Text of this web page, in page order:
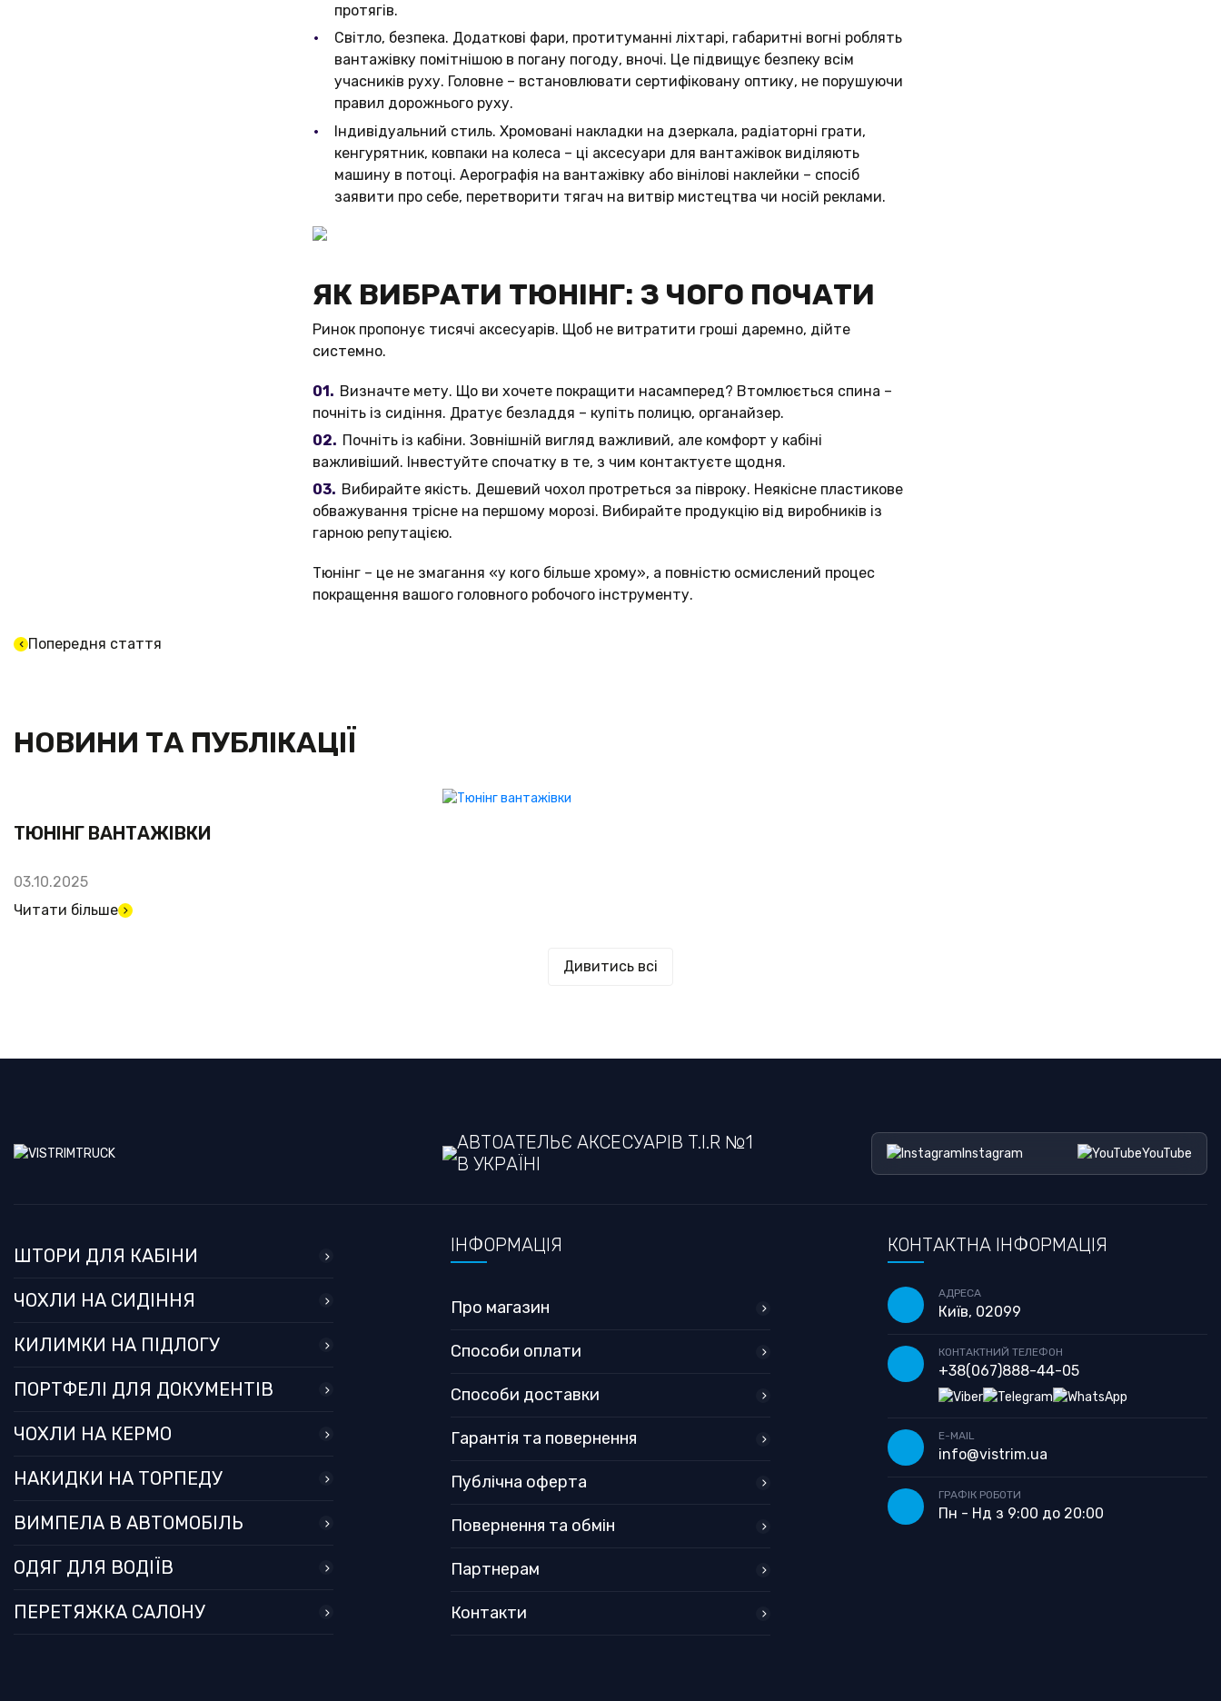
протягів.
Світло, безпека. Додаткові фари, протитуманні ліхтарі, габаритні вогні роблять
вантажівку помітнішою в погану погоду, вночі. Це підвищує безпеку всім
учасників руху. Головне – встановлювати сертифіковану оптику, не порушуючи
правил дорожнього руху.
Індивідуальний стиль. Хромовані накладки на дзеркала, радіаторні грати,
кенгурятник, ковпаки на колеса – ці аксесуари для вантажівок виділяють
машину в потоці. Аерографія на вантажівку або вінілові наклейки – спосіб
заявити про себе, перетворити тягач на витвір мистецтва чи носій реклами.
ЯК ВИБРАТИ ТЮНІНГ: З ​​ЧОГО ПОЧАТИ
Ринок пропонує тисячі аксесуарів. Щоб не витратити гроші даремно, дійте
системно.
Визначте мету. Що ви хочете покращити насамперед? Втомлюється спина –
почніть із сидіння. Дратує безладдя – купіть полицю, органайзер.
Почніть із кабіни. Зовнішній вигляд важливий, але комфорт у кабіні
важливіший. Інвестуйте спочатку в те, з чим контактуєте щодня.
Вибирайте якість. Дешевий чохол протреться за півроку. Неякісне пластикове
обважування трісне на першому морозі. Вибирайте продукцію від виробників із
гарною репутацією.
Тюнінг – це не змагання «у кого більше хрому», а повністю осмислений процес
покращення вашого головного робочого інструменту.
Попередня стаття
НОВИНИ ТА ПУБЛІКАЦІЇ
ТЮНІНГ ВАНТАЖІВКИ
03.10.2025
Читати більше
Дивитись всі
АВТОАТЕЛЬЄ АКСЕСУАРІВ T.I.R №1
В УКРАЇНІ
Instagram YouTube
ШТОРИ ДЛЯ КАБІНИ
ЧОХЛИ НА СИДІННЯ
КИЛИМКИ НА ПІДЛОГУ
ПОРТФЕЛІ ДЛЯ ДОКУМЕНТІВ
ЧОХЛИ НА КЕРМО
НАКИДКИ НА ТОРПЕДУ
ВИМПЕЛА В АВТОМОБІЛЬ
ОДЯГ ДЛЯ ВОДІЇВ
ПЕРЕТЯЖКА САЛОНУ
ІНФОРМАЦІЯ
Про магазин
Способи оплати
Способи доставки
Гарантія та повернення
Публічна оферта
Повернення та обмін
Партнерам
Контакти
КОНТАКТНА ІНФОРМАЦІЯ
АДРЕСА
Київ, 02099
КОНТАКТНИЙ ТЕЛЕФОН
+38(067)888-44-05
E-MAIL
info@vistrim.ua
ГРАФІК РОБОТИ
Пн - Нд з 9:00 до 20:00